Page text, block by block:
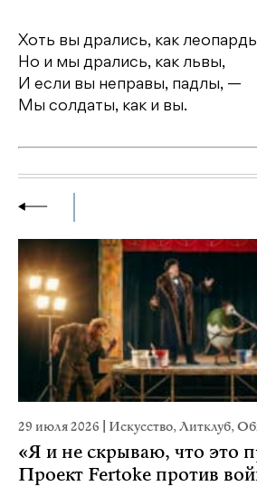
Хоть вы дрались, как
Но и мы дрались, как львы,
И если вы неправы, падлы, —
Мы солдаты, как и вы.
29 июля 2026 Искусство,Литклуб,
«Я и не скрываю, что это
Проект Fertoke против